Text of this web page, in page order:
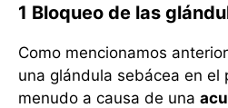
1 Bloqueo de las
Como mencionamos
una glándula sebácea en
menudo a causa de una